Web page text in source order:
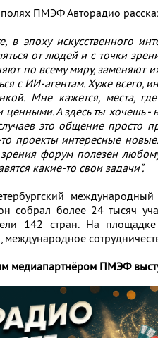
ПМЭФ Авторадио
в эпоху искусственного
от людей и с точки
по всему миру, заменяют
с ИИ-агентам. Хуже всего,
Мне кажется, места,
ценными. А здесь ты хочешь -
это общение просто
проекты интересные
форум полезен
какие-то свои задачи".
собрал более 24 тысяч
142 стран. На
международное
медиапартнёром ПМЭФ